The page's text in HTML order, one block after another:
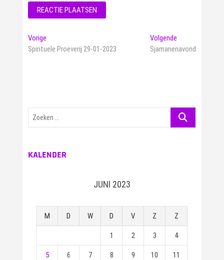
Bericht
navigatie
VorigeVorig
bericht:
Spirituele Proeverij 29-01-2023
Volgende
bericht:
Sjamanenavond
Zoeken
KALENDER
JUNI 2023
M D W D V Z Z
1 2 3 4
5 6 7 8 9 10 11